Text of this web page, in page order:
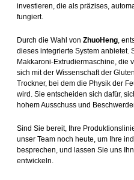
investieren, die als präzises,
fungiert.
Durch die Wahl von ZhuoHeng,
dieses integrierte System anbietet.
Makkaroni-Extrudiermaschine, die
sich mit der Wissenschaft der
Trockner, bei dem die Physik der
wird. Sie entscheiden sich dafür,
hohem Ausschuss und
Sind Sie bereit, Ihre
unser Team noch heute, um Ihre
besprechen, und lassen Sie uns
entwickeln.